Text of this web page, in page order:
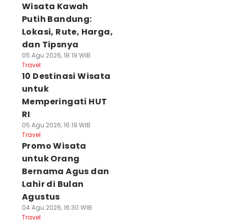
Wisata Kawah
Putih Bandung:
Lokasi, Rute, Harga,
dan Tipsnya
05 Agu 2026, 18:19 WIB
Travel
10 Destinasi Wisata
untuk
Memperingati HUT
RI
05 Agu 2026, 16:19 WIB
Travel
Promo Wisata
untuk Orang
Bernama Agus dan
Lahir di Bulan
Agustus
04 Agu 2026, 16:30 WIB
Travel